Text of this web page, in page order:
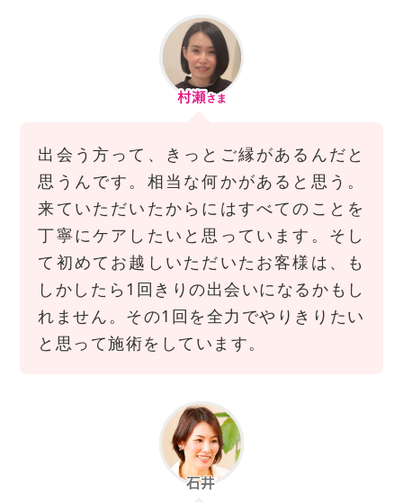
出会う方って、きっとご縁があるんだと
思うんです。相当な何かがあると思う。
来ていただいたからにはすべてのことを
丁寧にケアしたいと思っています。そし
て初めてお越しいただいたお客様は、も
しかしたら1回きりの出会いになるかもし
れません。その1回を全力でやりきりたい
と思って施術をしています。